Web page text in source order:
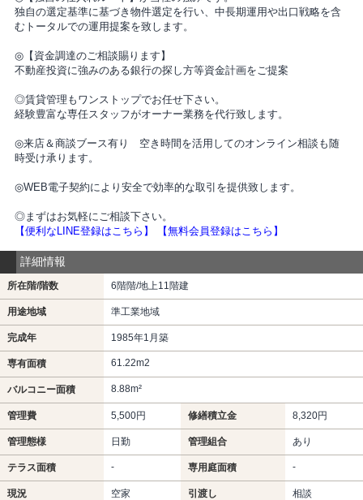
独自の選定基準に基づき物件選定を行い、中長期運用や出口戦略を含
むトータルでの運用提案を致します。
◎【資金調達のご相談賜ります】
不動産投資に強みのある銀行の探し方等資金計画をご提案
◎賃貸管理もワンストップでお任せ下さい。
経験豊富な専任スタッフがオーナー業務を代行致します。
◎来店＆商談ブース有り 空き時間を活用してのオンライン相談も随
時受け承ります。
◎WEB電子契約により安全で効率的な取引を提供致します。
◎まずはお気軽にご相談下さい。
【便利なLINE登録はこちら】
【無料会員登録はこちら】
詳細情報
所在階/階数 6階階/地上11階建
用途地域 準工業地域
完成年 1985年1月築
専有面積 61.22m2
バルコニー面積 8.88m²
管理費 5,500円 修繕積立金 8,320円
管理態様 日勤 管理組合 あり
テラス面積 - 専用庭面積 -
現況 空家 引渡し 相談